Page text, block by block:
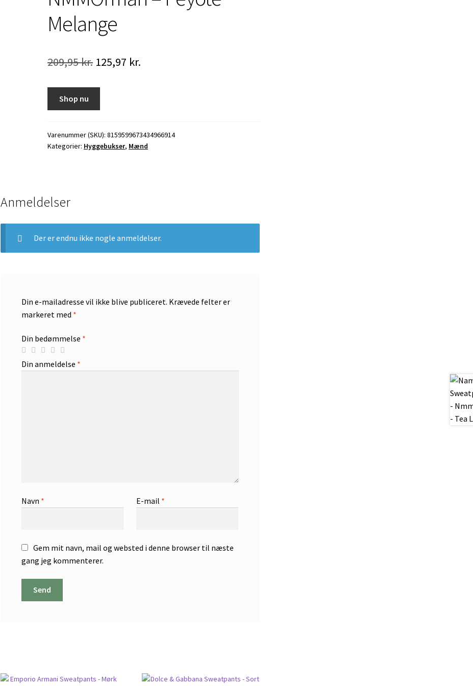
Melange
209,95kr. Den
209,95 kr..
125,97 kr.
125,97 kr..
Shop nu
Varenummer (SKU):8159599673434966914
Kategorier: Hyggebukser, Mænd
Anmeldelser
Der er endnu ikke nogle anmeldelser.
Din e-mailadresse vil ikke blive publiceret. Krævede felter er
markeret med *
Din bedømmelse *
Din anmeldelse *
Navn * E-mail *
Gem mit navn, mail og websted i denne browser til næste
gang jeg kommenterer.